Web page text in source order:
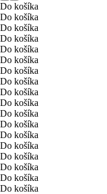
Do košíka
Do košíka
Do košíka
Do košíka
Do košíka
Do košíka
Do košíka
Do košíka
Do košíka
Do košíka
Do košíka
Do košíka
Do košíka
Do košíka
Do košíka
Do košíka
Do košíka
Do košíka